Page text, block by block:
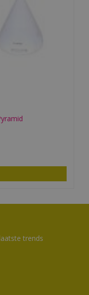
trends